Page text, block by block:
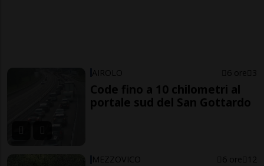
AIROLO 6 ore 3
Code fino a 10 chilometri al
portale sud del San Gottardo
MEZZOVICO 6 ore 12